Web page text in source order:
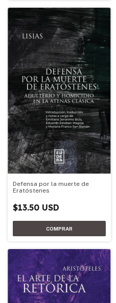
Defensa por la muerte de
Eratóstenes
$13.50 USD